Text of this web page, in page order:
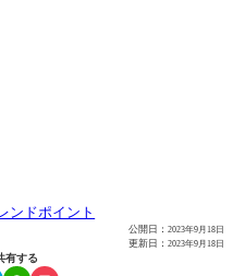
ンドポイント
公開日： 2023年9月18日
更新日： 2023年9月18日
有する